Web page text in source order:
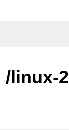
/linux-